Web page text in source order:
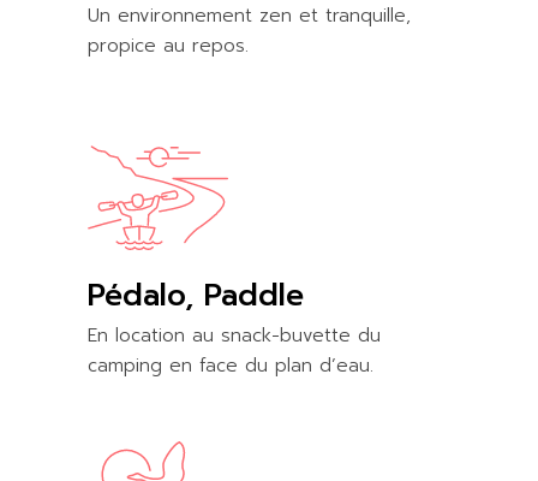
Un environnement zen et tranquille,
propice au repos.
Pédalo, Paddle
En location au snack-buvette du
camping en face du plan d’eau.